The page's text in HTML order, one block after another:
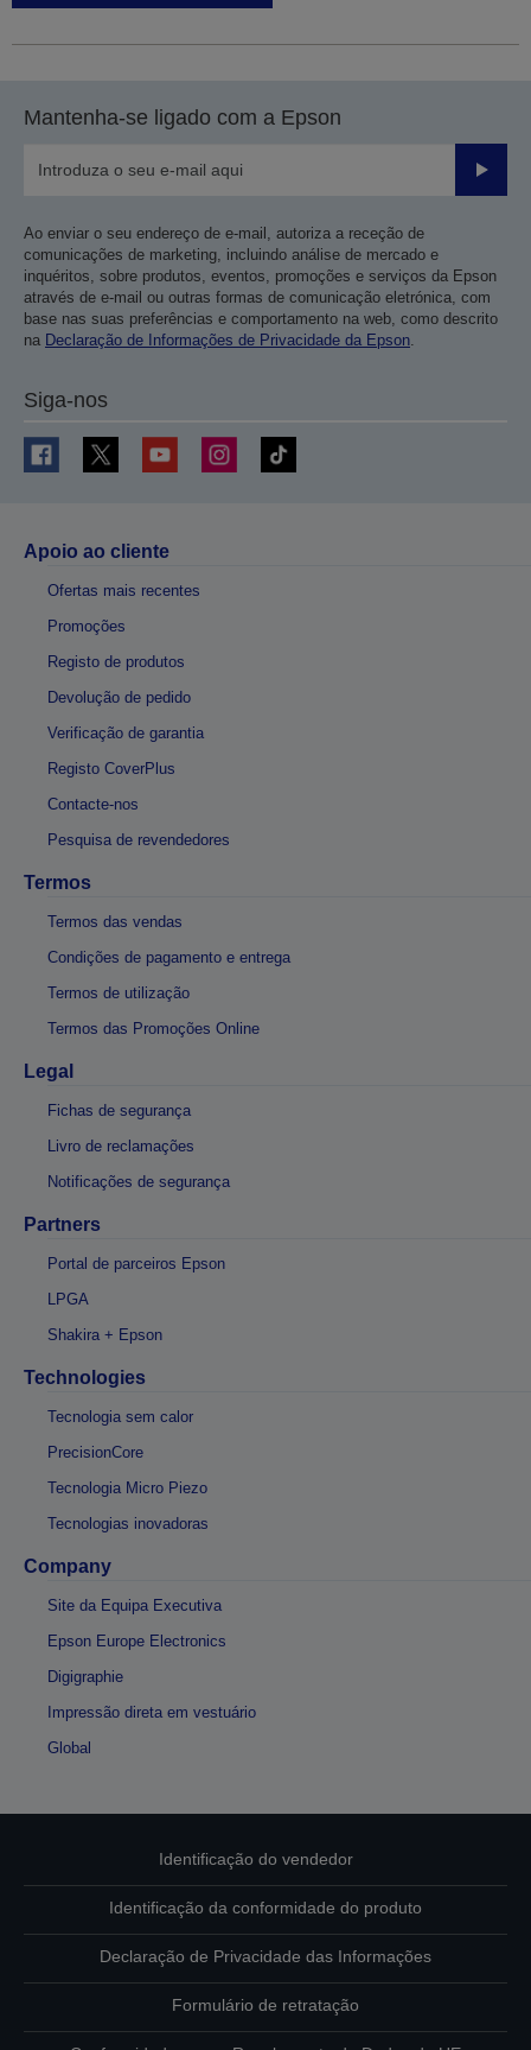
Mantenha-se ligado com a Epson
Enviar
Ao enviar o seu endereço de e-mail, autoriza a receção de
comunicações de marketing, incluindo análise de mercado e
inquéritos, sobre produtos, eventos, promoções e serviços da Epson
através de e-mail ou outras formas de comunicação eletrónica, com
base nas suas preferências e comportamento na web, como descrito
na Declaração de Informações de Privacidade da Epson.
Siga-nos
Apoio ao cliente
Ofertas mais recentes
Promoções
Registo de produtos
Devolução de pedido
Verificação de garantia
Registo CoverPlus
Contacte-nos
Pesquisa de revendedores
Termos
Termos das vendas
Condições de pagamento e entrega
Termos de utilização
Termos das Promoções Online
Legal
Fichas de segurança
Livro de reclamações
Notificações de segurança
Partners
Portal de parceiros Epson
LPGA
Shakira + Epson
Technologies
Tecnologia sem calor
PrecisionCore
Tecnologia Micro Piezo
Tecnologias inovadoras
Company
Site da Equipa Executiva
Epson Europe Electronics
Digigraphie
Impressão direta em vestuário
Global
Identificação do vendedor
Identificação da conformidade do produto
Declaração de Privacidade das Informações
Formulário de retratação